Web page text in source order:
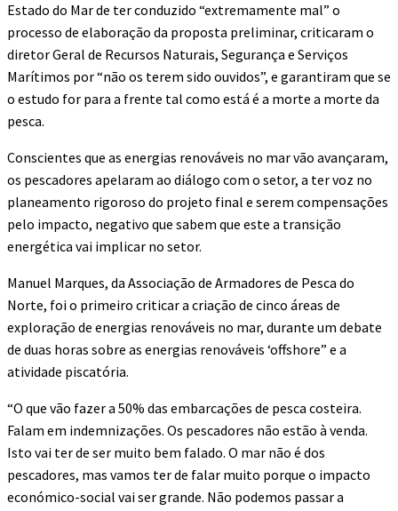
Estado do Mar de ter conduzido “extremamente mal” o
processo de elaboração da proposta preliminar, criticaram o
diretor Geral de Recursos Naturais, Segurança e Serviços
Marítimos por “não os terem sido ouvidos”, e garantiram que se
o estudo for para a frente tal como está é a morte a morte da
pesca.
Conscientes que as energias renováveis no mar vão avançaram,
os pescadores apelaram ao diálogo com o setor, a ter voz no
planeamento rigoroso do projeto final e serem compensações
pelo impacto, negativo que sabem que este a transição
energética vai implicar no setor.
Manuel Marques, da Associação de Armadores de Pesca do
Norte, foi o primeiro criticar a criação de cinco áreas de
exploração de energias renováveis no mar, durante um debate
de duas horas sobre as energias renováveis ‘offshore” e a
atividade piscatória.
“O que vão fazer a 50% das embarcações de pesca costeira.
Falam em indemnizações. Os pescadores não estão à venda.
Isto vai ter de ser muito bem falado. O mar não é dos
pescadores, mas vamos ter de falar muito porque o impacto
económico-social vai ser grande. Não podemos passar a